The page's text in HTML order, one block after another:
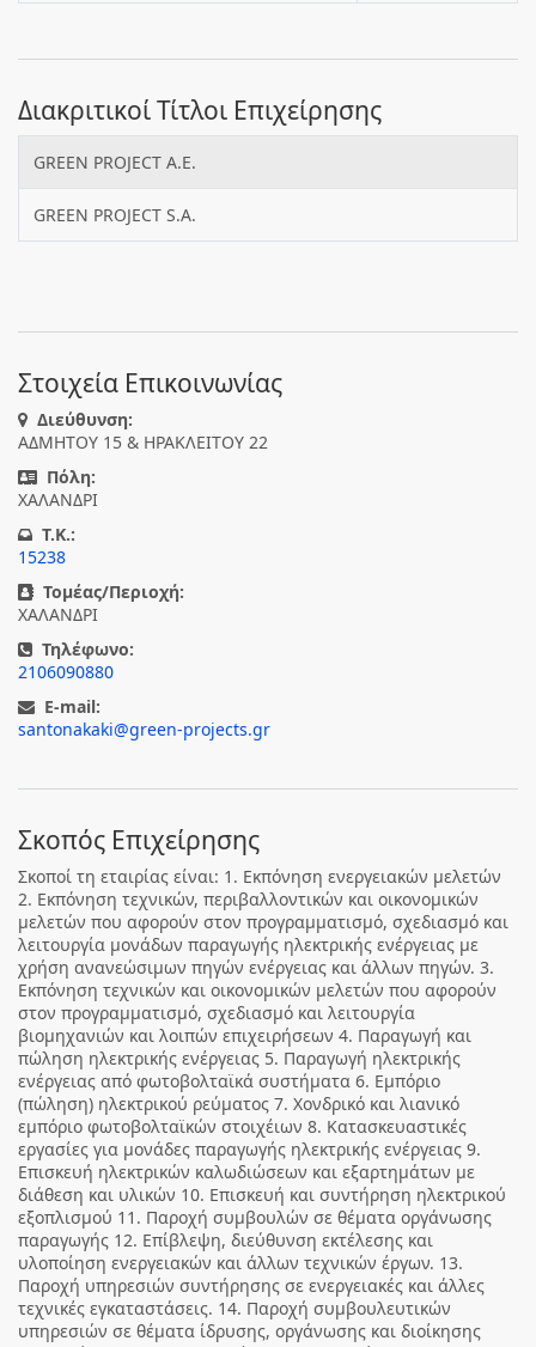
Διακριτικοί Τίτλοι Επιχείρησης
GREEN PROJECT A.E.
GREEN PROJECT S.A.
Στοιχεία Επικοινωνίας
Διεύθυνση:
ΑΔΜΗΤΟΥ 15 & ΗΡΑΚΛΕΙΤΟΥ 22
Πόλη:
ΧΑΛΑΝΔΡΙ
T.K.:
15238
Τομέας/Περιοχή:
ΧΑΛΑΝΔΡΙ
Τηλέφωνο:
2106090880
E-mail:
santonakaki@green-projects.gr
Σκοπός Επιχείρησης
Σκοποί τη εταιρίας είναι: 1. Εκπόνηση ενεργειακών μελετών
2. Εκπόνηση τεχνικών, περιβαλλοντικών και οικονομικών
μελετών που αφορούν στον προγραμματισμό, σχεδιασμό και
λειτουργία μονάδων παραγωγής ηλεκτρικής ενέργειας με
χρήση ανανεώσιμων πηγών ενέργειας και άλλων πηγών. 3.
Εκπόνηση τεχνικών και οικονομικών μελετών που αφορούν
στον προγραμματισμό, σχεδιασμό και λειτουργία
βιομηχανιών και λοιπών επιχειρήσεων 4. Παραγωγή και
πώληση ηλεκτρικής ενέργειας 5. Παραγωγή ηλεκτρικής
ενέργειας από φωτοβολταϊκά συστήματα 6. Εμπόριο
(πώληση) ηλεκτρικού ρεύματος 7. Χονδρικό και λιανικό
εμπόριο φωτοβολταϊκών στοιχέιων 8. Κατασκευαστικές
εργασίες για μονάδες παραγωγής ηλεκτρικής ενέργειας 9.
Επισκευή ηλεκτρικών καλωδιώσεων και εξαρτημάτων με
διάθεση και υλικών 10. Επισκευή και συντήρηση ηλεκτρικού
εξοπλισμού 11. Παροχή συμβουλών σε θέματα οργάνωσης
παραγωγής 12. Επίβλεψη, διεύθυνση εκτέλεσης και
υλοποίηση ενεργειακών και άλλων τεχνικών έργων. 13.
Παροχή υπηρεσιών συντήρησης σε ενεργειακές και άλλες
τεχνικές εγκαταστάσεις. 14. Παροχή συμβουλευτικών
υπηρεσιών σε θέματα ίδρυσης, οργάνωσης και διοίκησης